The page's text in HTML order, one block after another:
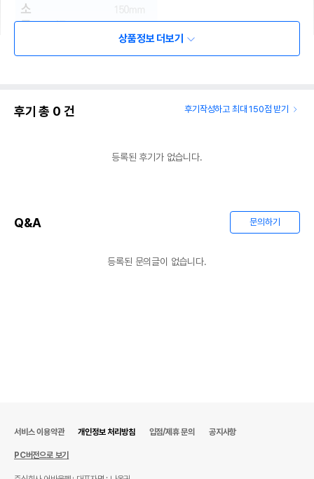
상품정보 더보기
후기 총 0 건 후기작성하고 최대 150점 받기
등록된 후기가 없습니다.
Q&A 문의하기
등록된 문의글이 없습니다.
서비스 이용약관 개인정보 처리방침 입점/제휴 문의 공지사항
PC버전으로 보기